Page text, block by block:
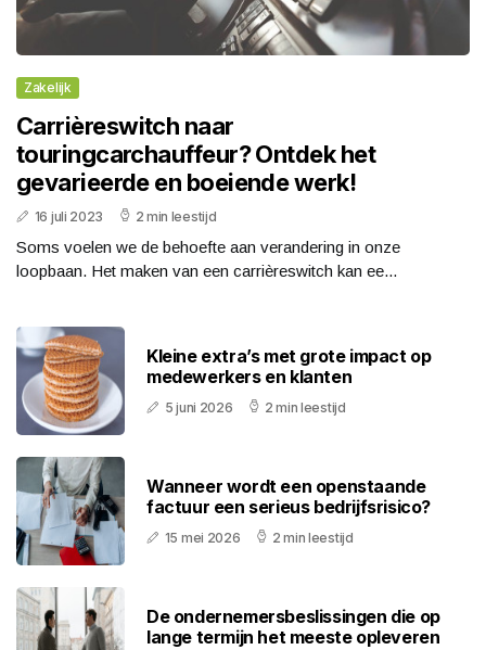
Zakelijk
Carrièreswitch naar
touringcarchauffeur? Ontdek het
gevarieerde en boeiende werk!
16 juli 2023 2 min leestijd
Soms voelen we de behoefte aan verandering in onze
loopbaan. Het maken van een carrièreswitch kan ee...
Kleine extra’s met grote impact op
medewerkers en klanten
5 juni 2026 2 min leestijd
Wanneer wordt een openstaande
factuur een serieus bedrijfsrisico?
15 mei 2026 2 min leestijd
De ondernemersbeslissingen die op
lange termijn het meeste opleveren